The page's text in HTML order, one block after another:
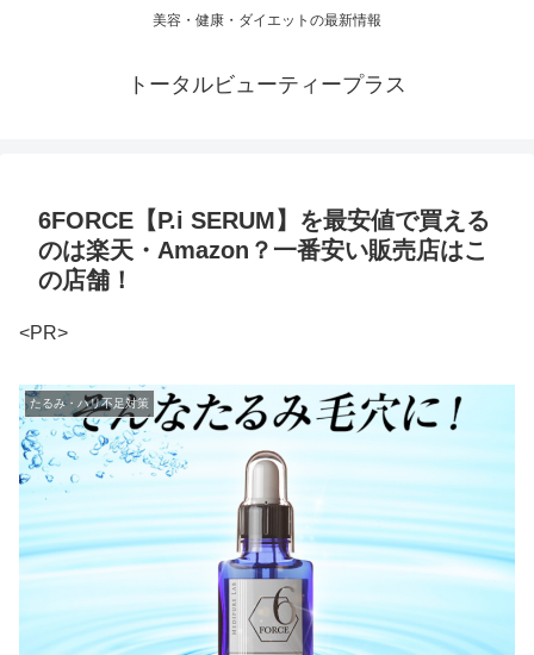
美容・健康・ダイエットの最新情報
トータルビューティープラス
6FORCE【P.i SERUM】を最安値で買える
のは楽天・Amazon？一番安い販売店はこ
の店舗！
<PR>
たるみ・ハリ不足対策